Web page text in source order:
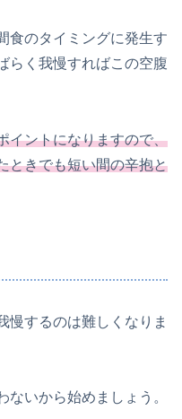
食のタイミングに発生す
らく我慢すればこの空腹
イントになりますので、
ときでも短い間の辛抱と
慢するのは難しくなりま
ないから始めましょう。